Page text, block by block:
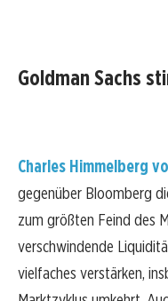
Goldman Sachs
Charles Himmelberg
gegenüber Bloomberg
zum größten Feind des
verschwindende
vielfaches verstärken,